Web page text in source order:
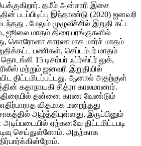
தமீம் அன்சாரி இசை
படப்பிடிப்பு இந்தாண்டு (2020) ஜனவரி
. மேலும் முழுவீச்சில் இறுதி கட்ட
ஜூலை மாதம் திரையரங்குகளில்
கொரோனா காரணமாக மார்ச் மாதம்
பணிகள், செப்டம்பர் மாதம்
15 டிசம்பர் ஃப்ர்ஸ்ட்ர் லுக்,
மற்றும் ஜனவரி இறுதியில்
திட்டமிடப்பட்டது. ஆனால் அதற்குள்
கதாநாயகி சித்ரா காலமானார்.
தன்னை காண வேண்டும்
விதமாக மறைந்தது
ஆழ்த்தியுள்ளது, இருப்பினும்
ஏற்கனவே திட்டமிட்டபடி
செய்துள்ளோம். அதற்காக